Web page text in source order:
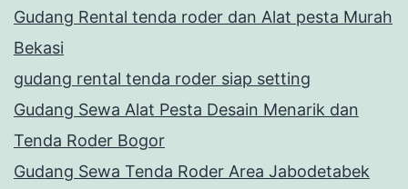
Gudang Rental tenda roder dan Alat pesta Murah
Bekasi
gudang rental tenda roder siap setting
Gudang Sewa Alat Pesta Desain Menarik dan
Tenda Roder Bogor
Gudang Sewa Tenda Roder Area Jabodetabek